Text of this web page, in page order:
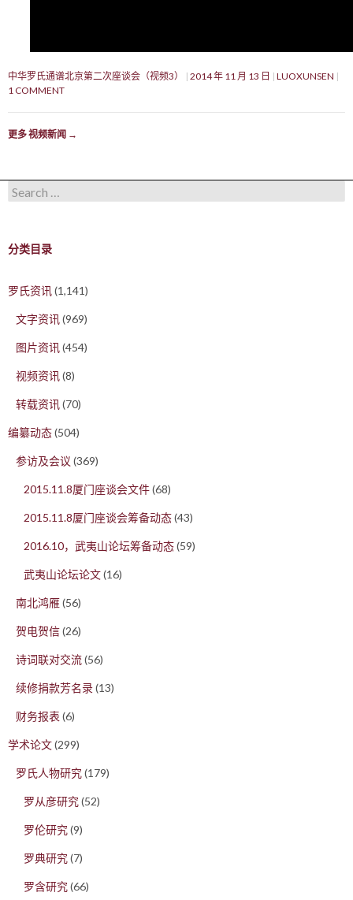
中华罗氏通谱北京第二次座谈会（视频3） 2014 年 11 月 13 日
LUOXUNSEN
1 COMMENT
更多 视频新闻 →
Search for:
分类目录
罗氏资讯(1,141)
文字资讯(969)
图片资讯(454)
视频资讯(8)
转载资讯(70)
编纂动态(504)
参访及会议 (369)
2015.11.8厦门座谈会文件(68)
2015.11.8厦门座谈会筹备动态(43)
2016.10，武夷山论坛筹备动态(59)
武夷山论坛论文(16)
南北鸿雁(56)
贺电贺信(26)
诗词联对交流(56)
续修捐款芳名录(13)
财务报表 (6)
学术论文(299)
罗氏人物研究(179)
罗从彦研究(52)
罗伦研究(9)
罗典研究(7)
罗含研究(66)